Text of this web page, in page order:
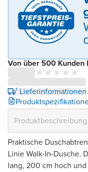
Von über 500 Kunden
¹ Lieferinformationen
Praktische
Linie Walk-In-Dusche.
lang, 200 cm hoch